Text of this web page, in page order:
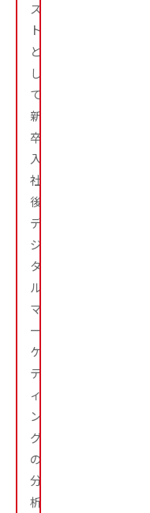
ス
ト
と
し
て
新
卒
入
社
後、
デ
ジ
タ
ル
マ
ー
ケ
テ
ィ
ン
グ
の
分
析